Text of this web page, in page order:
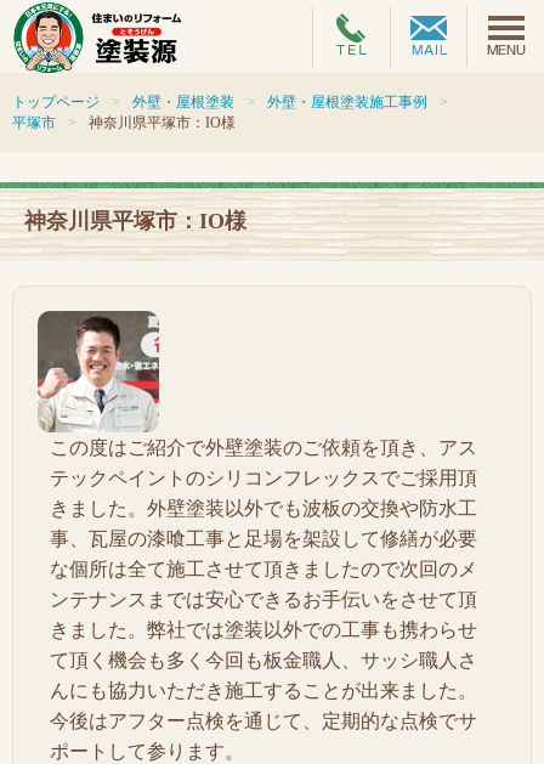
トップページ 外壁・屋根塗装
外壁・屋根塗装施工事例
平塚市
神奈川県平塚市：IO様
神奈川県平塚市：IO様
この度はご紹介で外壁塗装のご依頼を頂き、アス
テックペイントのシリコンフレックスでご採用頂
きました。外壁塗装以外でも波板の交換や防水工
事、瓦屋の漆喰工事と足場を架設して修繕が必要
な個所は全て施工させて頂きましたので次回のメ
ンテナンスまでは安心できるお手伝いをさせて頂
きました。弊社では塗装以外での工事も携わらせ
て頂く機会も多く今回も板金職人、サッシ職人さ
んにも協力いただき施工することが出来ました。
今後はアフター点検を通じて、定期的な点検でサ
ポートして参ります。